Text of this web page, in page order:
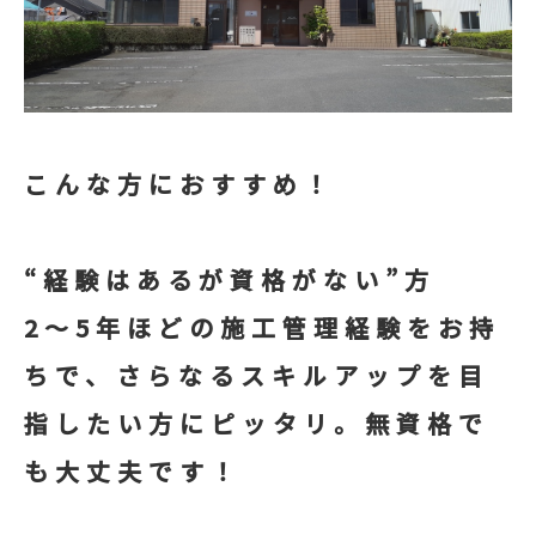
こんな方におすすめ！
“経験はあるが資格がない”方
2～5年ほどの施工管理経験をお持
ちで、さらなるスキルアップを目
指したい方にピッタリ。無資格で
も大丈夫です！